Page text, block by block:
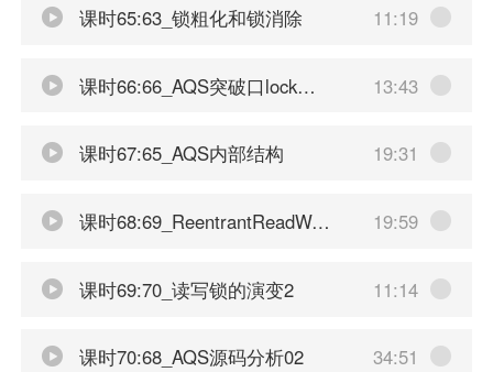
课时65:63_锁粗化和锁消除 11:19
课时66:66_AQS突破口lock方法 13:43
课时67:65_AQS内部结构 19:31
课时68:69_ReentrantReadWriteLock演变复习 19:59
课时69:70_读写锁的演变2 11:14
课时70:68_AQS源码分析02 34:51